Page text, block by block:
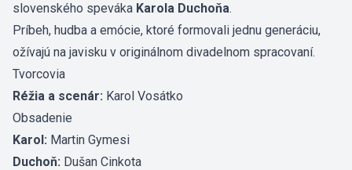
slovenského speváka Karola Duchoňa.
Príbeh, hudba a emócie, ktoré formovali jednu generáciu,
ožívajú na javisku v originálnom divadelnom spracovaní.
Tvorcovia
Réžia a scenár: Karol Vosátko
Obsadenie
Karol: Martin Gymesi
Duchoň: Dušan Cinkota